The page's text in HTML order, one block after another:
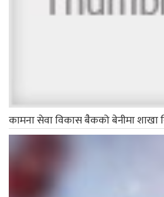
कामना सेवा विकास बै‌ंकको बेनीमा शाखा